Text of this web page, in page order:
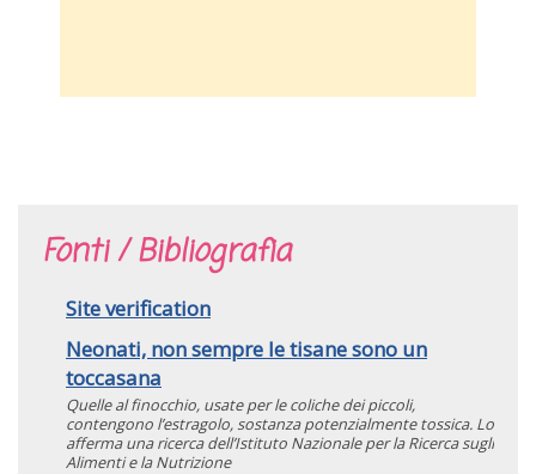
Fonti / Bibliografia
Site verification
Neonati, non sempre le tisane sono un
toccasana
Quelle al finocchio, usate per le coliche dei piccoli,
contengono l’estragolo, sostanza potenzialmente tossica. Lo
afferma una ricerca dell’Istituto Nazionale per la Ricerca sugli
Alimenti e la Nutrizione